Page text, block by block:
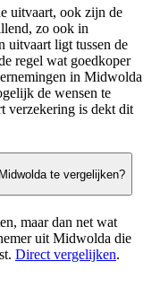
uitvaart, ook zijn de
zo ook in
uitvaart ligt tussen de
regel wat goedkoper
in Midwolda
de wensen te
verzekering is dekt dit
te vergelijken?
maar dan net wat
uit Midwolda die
Direct vergelijken.